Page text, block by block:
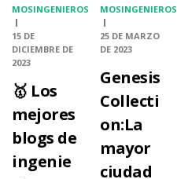
MOSINGENIEROS
15 DE
DICIEMBRE DE
2023
🥇 Los
mejores
blogs de
ingenie
MOSINGENIEROS
25 DE MARZO
DE 2023
Genesis
Collecti
on:La
mayor
ciudad